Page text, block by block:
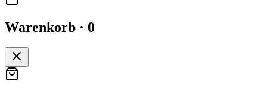
Warenkorb · 0